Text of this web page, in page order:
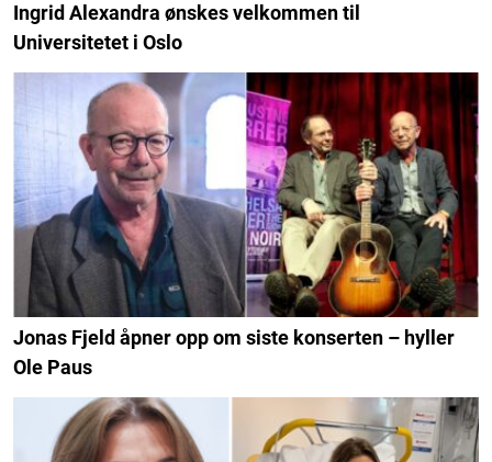
Ingrid Alexandra ønskes velkommen til
Universitetet i Oslo
Jonas Fjeld åpner opp om siste konserten – hyller
Ole Paus